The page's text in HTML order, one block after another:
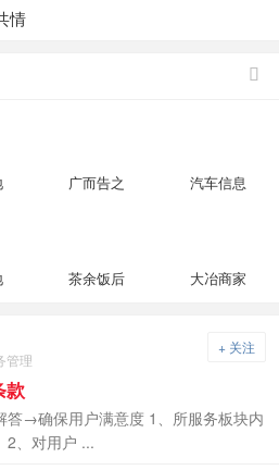
情

广而告之 汽车信息
茶余饭后 大冶商家
+ 关注
管理
款
答→确保用户满意度 1、所服务板块内
2、对用户 ...